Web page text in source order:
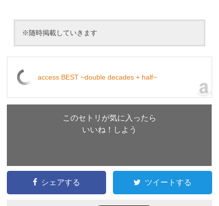
※随時掲載していきます
access BEST ~double decades + half~
このセトリが気に入ったら
いいね！しよう
シェアする ツイートする